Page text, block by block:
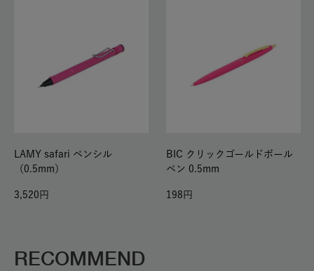
LAMY safari ペンシル
（0.5mm）
3,520
BIC クリックゴールドボール
ペン 0.5mm
198
RECOMMEND